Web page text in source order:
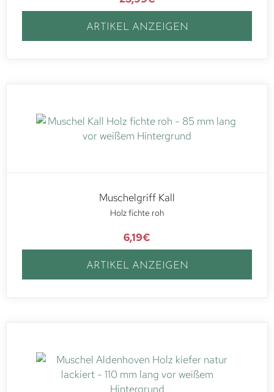
ARTIKEL ANZEIGEN
Muschelgriff Kall
Holz fichte roh
6,19€
ARTIKEL ANZEIGEN